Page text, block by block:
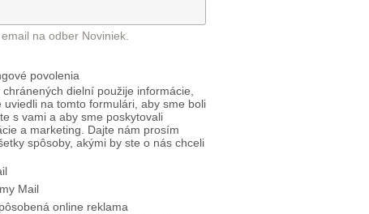
na odber Noviniek.
povolenia
chránených dielní použije informácie,
uviedli na tomto formulári, aby sme boli
s vami a aby sme poskytovali
a marketing. Dajte nám prosím
spôsoby, akými by ste o nás chceli
Mail
online reklama